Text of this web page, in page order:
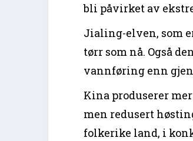
bli påvirket av
Jialing-elven, som
tørr som nå. Også
vannføring enn
Kina produserer
men redusert
folkerike land, i